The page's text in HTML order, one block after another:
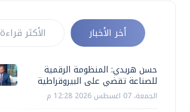
أخر الأخبار الأكثر قراءة
حسن هريدي: المنظومة الرقمية
للصناعة تقضي على البيروقراطية
الجمعة، 07 اغسطس 2026 12:28 م